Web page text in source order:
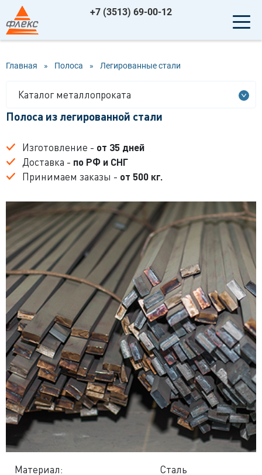
+7 (3513) 69-00-12
Главная » Полоса » Легированные стали
Каталог металлопроката
Полоса из легированной стали
Изготовление - от 35 дней
Доставка - по РФ и СНГ
Принимаем заказы - от 500 кг.
Материал:
Сталь